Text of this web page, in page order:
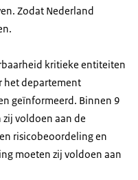
Zodat Nederland
kritieke entiteiten
het departement
geïnformeerd. Binnen 9
voldoen aan de
risicobeoordeling en
moeten zij voldoen aan